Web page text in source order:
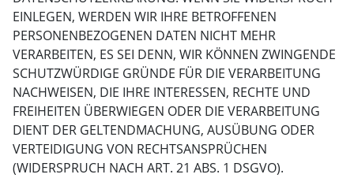
EINLEGEN, WERDEN WIR IHRE BETROFFENEN
PERSONENBEZOGENEN DATEN NICHT MEHR
VERARBEITEN, ES SEI DENN, WIR KÖNNEN ZWINGENDE
SCHUTZWÜRDIGE GRÜNDE FÜR DIE VERARBEITUNG
NACHWEISEN, DIE IHRE INTERESSEN, RECHTE UND
FREIHEITEN ÜBERWIEGEN ODER DIE VERARBEITUNG
DIENT DER GELTENDMACHUNG, AUSÜBUNG ODER
VERTEIDIGUNG VON RECHTSANSPRÜCHEN
(WIDERSPRUCH NACH ART. 21 ABS. 1 DSGVO).